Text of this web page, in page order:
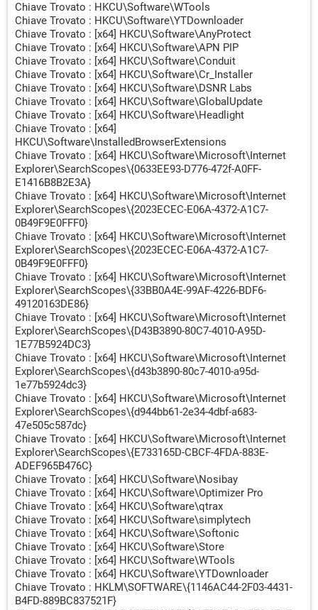
055ctLpWV3ZyNPPGZvTfJU8Naj39w7kipiM/1TDmg59ICFE
QVDGzDEPEDc7PkkiDk0kD9eAImK5OrbqD7mTLgW+Q2ti53
3wtxWtxN8oQczG4eavEBWS/VlpAdMwL6EixT64oJUOc8wK
ZMdksx0qSOENXFMld7TGGTi5FwGzxgwMmEorTJOwMIn3
ajopzi85jE04+BQ2KO8RnyJjgTk7YGm1rBGvEYwu1aOXiUkG
DC8Q0q2UiCurvOG/TNTKUUEDAL/02DxRa9yQojUGnAAMp
VZeuks11nOMmFBwy5lfgno5cEqEguklYqypyDqMwbXMGiJ
QGxdB5g7uS22sLeTZaIDiXy2q9bNY5QTnewF/HLHTEULdTl
UlYF/+AS8jV5p6+OJvY4UoMh/TTirv5SjFxXYZUgvdl3miEfa
uIVbUxYtKLGqA5POcZgiGcz88A0D/owDv2EW28VYmjIYUpc
NAfwwBd8A7nOqSIXtDw3Vqe0JeZHQr6Yp/Ves+OqMM858
7Ryv2iCkwpevi6rrr9x9A4crcJfU6S+2xTNAyYBSdpWy9qW1v
h9vSUNyhCrdLSjq0PfHww9PoW/hIZdMw4hjfXxM70=) ->
Trovato
¤¤¤ Archivi : 1 ¤¤¤
[Suspicious.Path][Archivio] hqghumeaylnlf.lnk --
C:\Users\casa\AppData\Roaming\Microsoft\Windows\Star
t Menu\Programs\Startup\hqghumeaylnlf.lnk [LNK@]
C:\ProgramData\{e9bd8eb2-5e18-23c2-e9bd-
d8eb25e13ac9}\hqghumeaylnlf.exe /startup -> Trovato
¤¤¤ Archivio Hosts : 0 ¤¤¤
¤¤¤ Antirootkit : 0 (Driver: Non caricato [0xc000036b]) ¤¤¤
¤¤¤ Web Browser : 1 ¤¤¤
[PUM.HomePage][FIREFX:Config] 0 :
user_pref("browser.startup.homepage",
"http://search.golliver.com"); -> Trovato
¤¤¤ Controllo MBR : ¤¤¤
+++++ PhysicalDrive0: ST3500418AS +++++
--- User ---
[MBR] 87e6d873d2f8a357e61fc835f03b98c6
[BSP] ba559a803ff5082aea8f11632aafecef : Unknown MBR
Code
Partition table:
User = LL1 ... OK
User = LL2 ... OK
+++++ PhysicalDrive1: Multiple Card Reader USB Device
+++++
Chiave Trovato : HKCU\Software\WTools
Chiave Trovato : HKCU\Software\YTDownloader
Chiave Trovato : [x64] HKCU\Software\AnyProtect
Chiave Trovato : [x64] HKCU\Software\APN PIP
Chiave Trovato : [x64] HKCU\Software\Conduit
Chiave Trovato : [x64] HKCU\Software\Cr_Installer
Chiave Trovato : [x64] HKCU\Software\DSNR Labs
Chiave Trovato : [x64] HKCU\Software\GlobalUpdate
Chiave Trovato : [x64] HKCU\Software\Headlight
Chiave Trovato : [x64]
HKCU\Software\InstalledBrowserExtensions
Chiave Trovato : [x64] HKCU\Software\Microsoft\Internet
Explorer\SearchScopes\{0633EE93-D776-472f-A0FF-
E1416B8B2E3A}
Chiave Trovato : [x64] HKCU\Software\Microsoft\Internet
Explorer\SearchScopes\{2023ECEC-E06A-4372-A1C7-
0B49F9E0FFF0}
Chiave Trovato : [x64] HKCU\Software\Microsoft\Internet
Explorer\SearchScopes\{2023ECEC-E06A-4372-A1C7-
0B49F9E0FFF0}
Chiave Trovato : [x64] HKCU\Software\Microsoft\Internet
Explorer\SearchScopes\{33BB0A4E-99AF-4226-BDF6-
49120163DE86}
Chiave Trovato : [x64] HKCU\Software\Microsoft\Internet
Explorer\SearchScopes\{D43B3890-80C7-4010-A95D-
1E77B5924DC3}
Chiave Trovato : [x64] HKCU\Software\Microsoft\Internet
Explorer\SearchScopes\{d43b3890-80c7-4010-a95d-
1e77b5924dc3}
Chiave Trovato : [x64] HKCU\Software\Microsoft\Internet
Explorer\SearchScopes\{d944bb61-2e34-4dbf-a683-
47e505c587dc}
Chiave Trovato : [x64] HKCU\Software\Microsoft\Internet
Explorer\SearchScopes\{E733165D-CBCF-4FDA-883E-
ADEF965B476C}
Chiave Trovato : [x64] HKCU\Software\Nosibay
Chiave Trovato : [x64] HKCU\Software\Optimizer Pro
Chiave Trovato : [x64] HKCU\Software\qtrax
Chiave Trovato : [x64] HKCU\Software\simplytech
Chiave Trovato : [x64] HKCU\Software\Softonic
Chiave Trovato : [x64] HKCU\Software\Store
Chiave Trovato : [x64] HKCU\Software\WTools
Chiave Trovato : [x64] HKCU\Software\YTDownloader
Chiave Trovato : HKLM\SOFTWARE\{1146AC44-2F03-4431-
B4FD-889BC837521F}